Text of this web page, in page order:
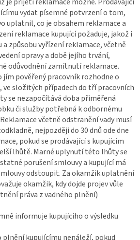
vydat písemné potvrzení o tom,
uplatnil, co je obsahem reklamace a
reklamace kupující požaduje, jakož i
způsobu vyřízení reklamace, včetně
opravy a době jejího trvání,
odůvodnění zamítnutí reklamace.
jím pověřený pracovník rozhodne o
ve složitých případech do tří pracovních
se nezapočítává doba přiměřená
či služby potřebná k odbornému
včetně odstranění vady musí
nejpozději do 30 dnů ode dne
pokud se prodávající s kupujícím
lhůtě. Marné uplynutí této lhůty se
porušení smlouvy a kupující má
odstoupit. Za okamžik uplatnění
okamžik, kdy dojde projev vůle
práva z vadného plnění)
informuje kupujícího o výsledku
plnění kupujícímu nenáleží, pokud